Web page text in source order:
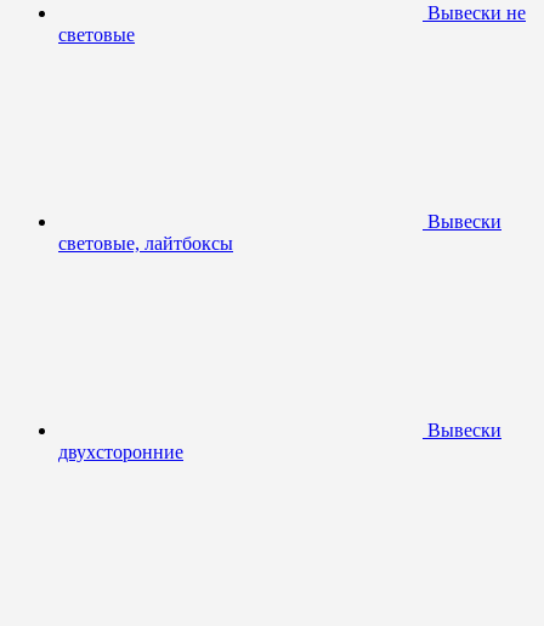
Вывески не
световые
Вывески
световые, лайтбоксы
Вывески
двухсторонние